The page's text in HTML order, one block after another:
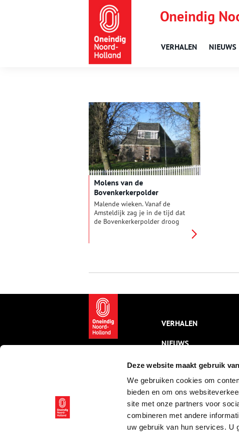
Deze website maakt gebruik
We gebruiken cookies om
bieden en om ons
site met onze partners voor
combineren met andere
uw gebruik van hun services. U
Oneindig
VERHALEN NIEUWS
Molens van de
Bovenkerkerpolder
Malende wieken. Vanaf de
Amsteldijk zag je in de tijd dat
de Bovenkerkerpolder droog
VERHALEN
NIEUWS
KALENDER
THEMA’S
ACTIVITEITEN
VIDEO’S